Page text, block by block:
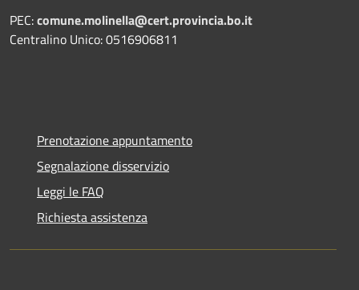
PEC:comune.molinella@cert.provincia.bo.it
Centralino Unico: 0516906811
Prenotazione appuntamento
Segnalazione disservizio
Leggi le FAQ
Richiesta assistenza